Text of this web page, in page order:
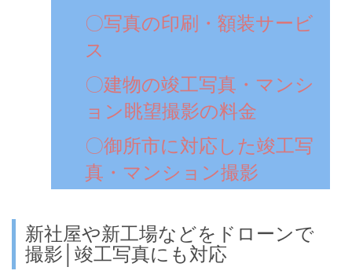
〇写真の印刷・額装サービ
ス
〇建物の竣工写真・マンシ
ョン眺望撮影の料金
〇御所市に対応した竣工写
真・マンション撮影
新社屋や新工場などをドローンで
撮影│竣工写真にも対応